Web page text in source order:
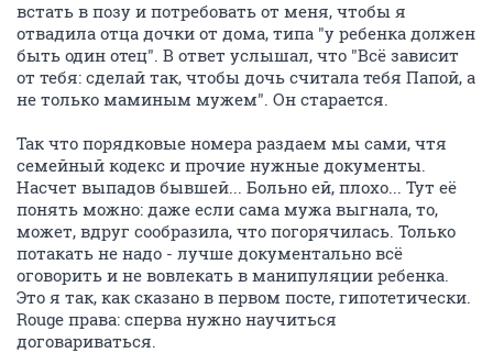
встать в позу и потребовать от меня, чтобы я
отвадила отца дочки от дома, типа "у ребенка должен
быть один отец". В ответ услышал, что "Всё зависит
от тебя: сделай так, чтобы дочь считала тебя Папой, а
не только маминым мужем". Он старается.
Так что порядковые номера раздаем мы сами, чтя
семейный кодекс и прочие нужные документы.
Насчет выпадов бывшей... Больно ей, плохо... Тут её
понять можно: даже если сама мужа выгнала, то,
может, вдруг сообразила, что погорячилась. Только
потакать не надо - лучше документально всё
оговорить и не вовлекать в манипуляции ребенка.
Это я так, как сказано в первом посте, гипотетически.
Rouge права: сперва нужно научиться
договариваться.